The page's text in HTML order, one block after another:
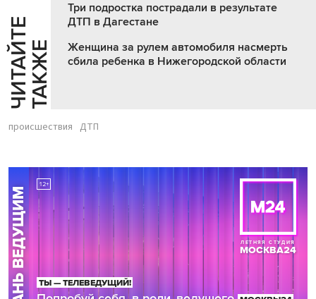
Ч
И
Т
АЙ
Т
Е
Т
А
К
ЖЕ
Три подростка пострадали в результате
ДТП в Дагестане
Женщина за рулем автомобиля насмерть
сбила ребенка в Нижегородской области
происшествия ДТП